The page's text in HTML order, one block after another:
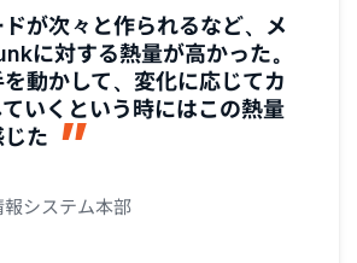
が次々と作られるなど、メ
に対する熱量が高かった。
動かして、変化に応じてカ
いくという時にはこの熱量
た
システム本部